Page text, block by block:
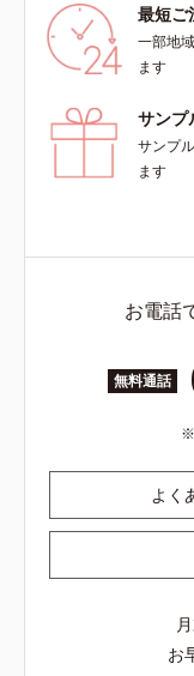
よる*4 マッサージ効果
燥によるくすみをケアす
湿成分*6 ブライトニング
酸化鉄、トリメトキシシ
コン）= 仕上がり向上粉体
最短ご
一部地
ます
サンプ
サンプ
ます
お電話
無料通話
よく
お